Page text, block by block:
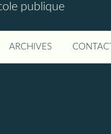
publique
ARCHIVES CONTACT